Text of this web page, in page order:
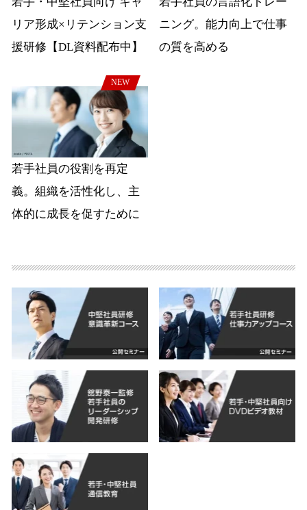
リア形成×リテンション支
援研修【DL資料配布中】
ニング。能力向上で仕事
の質を高める
NEW
若手社員の役割を再定
義。組織を活性化し、主
体的に成長を促すために